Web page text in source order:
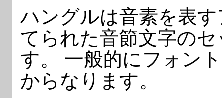
ハングルは音素を表
てられた音節文字の
す。 一般的にフォン
からなります。